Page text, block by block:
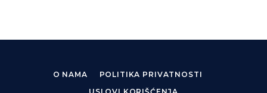
O NAMA
POLITIKA PRIVATNOSTI